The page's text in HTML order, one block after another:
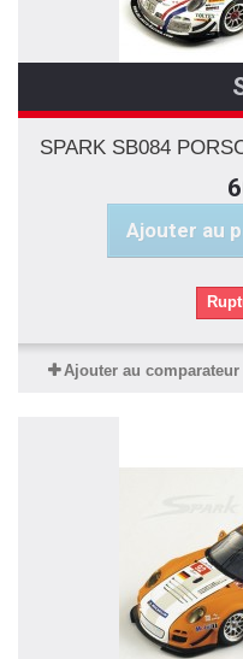
SPARK SB084
Ajouter au
Ajouter au comparateur